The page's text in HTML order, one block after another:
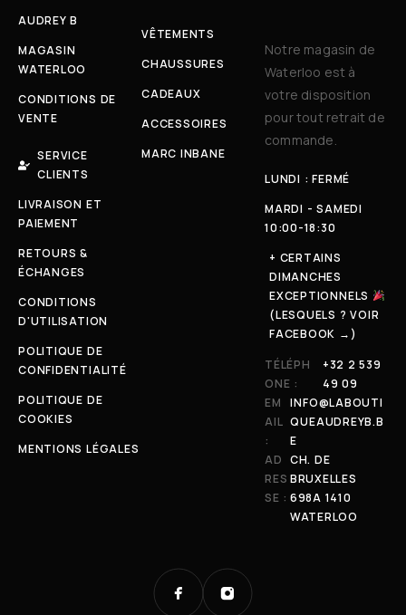
AUDREY B
MAGASIN
WATERLOO
CONDITIONS DE
VENTE
SERVICE
CLIENTS
LIVRAISON ET
PAIEMENT
RETOURS &
ÉCHANGES
CONDITIONS
D'UTILISATION
POLITIQUE DE
CONFIDENTIALITÉ
POLITIQUE DE
COOKIES
MENTIONS LÉGALES
VÊTEMENTS
CHAUSSURES
CADEAUX
ACCESSOIRES
MARC INBANE
Notre magasin de
Waterloo est à
votre disposition
pour tout retrait de
commande.
LUNDI : FERMÉ
MARDI - SAMEDI
10:00-18:30
+ CERTAINS
DIMANCHES
EXCEPTIONNELS
(LESQUELS ? VOIR
FACEBOOK →)
TÉLÉPH
ONE :
+32 2 539
49 09
EM
AIL
:
INFO@LABOUTI
QUEAUDREYB.B
E
AD
RES
SE :
CH. DE
BRUXELLES
698A 1410
WATERLOO